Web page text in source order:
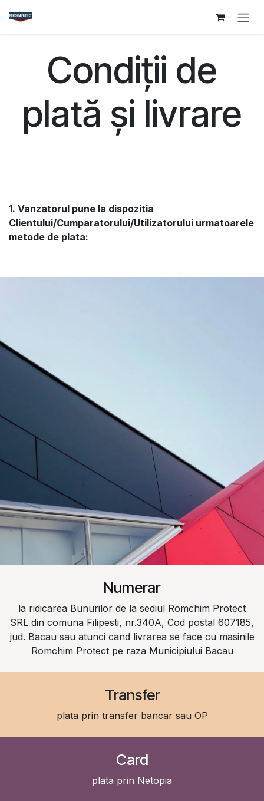
Condiții de
plată și livrare
1. Vanzatorul pune la dispozitia
Clientului/Cumparatorului/Utilizatorului urmatoarele
metode de plata:
Numerar
la ridicarea Bunurilor de la sediul Romchim Protect
SRL din comuna Filipesti, nr.340A, Cod postal 607185,
jud. Bacau sau atunci cand livrarea se face cu masinile
Romchim Protect pe raza Municipiului Bacau
Transfer
plata prin transfer bancar sau OP
Card
plata prin Netopia